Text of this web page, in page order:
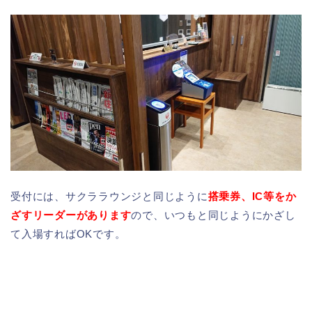
受付には、サクララウンジと同じように搭乗券、IC等をか
ざすリーダーがありますので、いつもと同じようにかざし
て入場すればOKです。